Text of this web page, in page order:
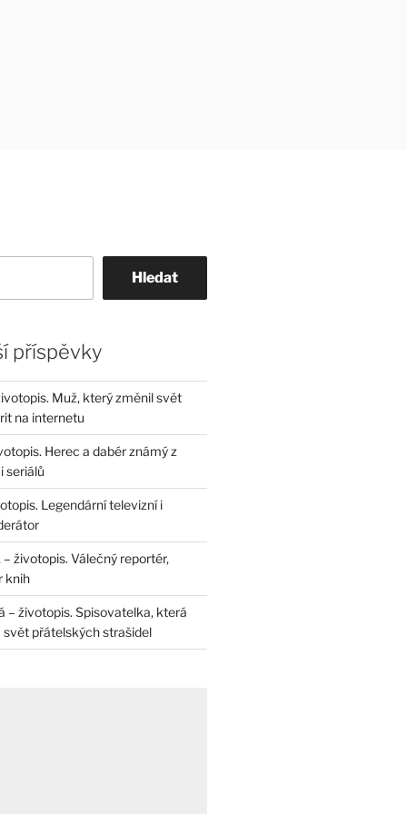
Hledat
příspěvky
Muž, který změnil svět
na internetu
Herec a dabér známý z
seriálů
Legendární televizní i
životopis. Válečný reportér,
knih
– životopis. Spisovatelka, která
přátelských strašidel